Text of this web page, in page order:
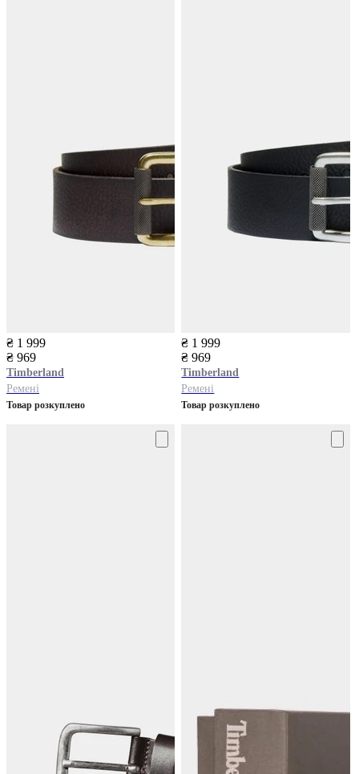
₴ 1 999
₴ 969
Timberland
Ремені
Товар розкуплено
₴ 1 999
₴ 969
Timberland
Ремені
Товар розкуплено